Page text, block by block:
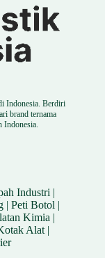
Indonesia. Berdiri
brand ternama
Indonesia.
Industri |
|Peti Botol |
Kimia |
Alat|